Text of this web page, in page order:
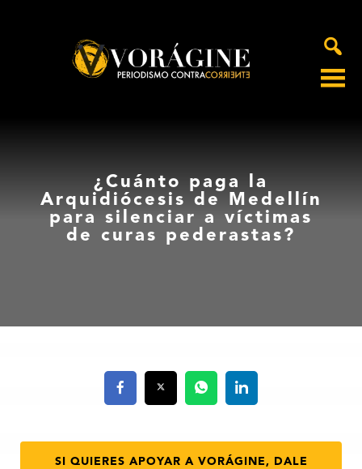
¿Cuánto paga la
Arquidiócesis de Medellín
para silenciar a víctimas
de curas pederastas?
SI QUIERES APOYAR A VORÁGINE, DALE